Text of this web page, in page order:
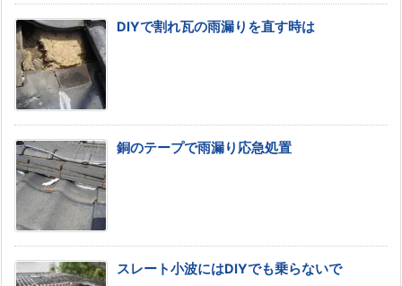
DIYで割れ瓦の雨漏りを直す時は
銅のテープで雨漏り応急処置
スレート小波にはDIYでも乗らないで